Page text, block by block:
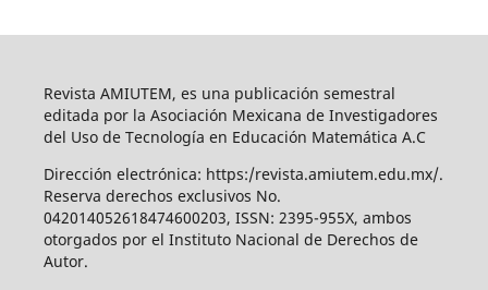
Revista AMIUTEM, es una publicación semestral
editada por la Asociación Mexicana de Investigadores
del Uso de Tecnología en Educación Matemática A.C
Dirección electrónica: https:/revista.amiutem.edu.mx/.
Reserva derechos exclusivos No.
042014052618474600203, ISSN: 2395-955X, ambos
otorgados por el Instituto Nacional de Derechos de
Autor.